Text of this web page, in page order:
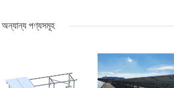
অন্যান্য পণ্যসমূহ